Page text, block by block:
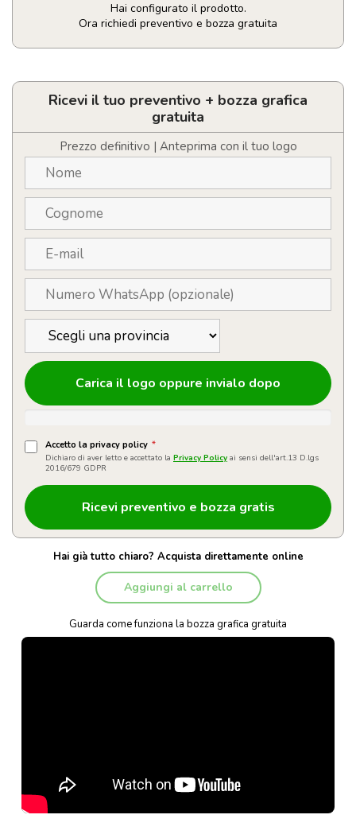
Hai configurato il prodotto.
Ora richiedi preventivo e bozza gratuita
Poncho
personalizzabile
Ricevi il tuo preventivo + bozza grafica
gratuita
Prezzo definitivo | Anteprima con il tuo logo
Carica il logo oppure invialo dopo
Accetto la privacy policy *
Dichiaro di aver letto e accettato la Privacy Policy ai sensi dell'art.13 D.lgs
2016/679 GDPR
Hai già tutto chiaro? Acquista direttamente online
Aggiungi al carrello
Guarda come funziona la bozza grafica gratuita